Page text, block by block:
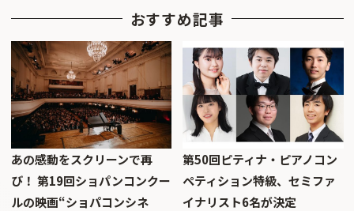
おすすめ記事
あの感動をスクリーンで再
び！ 第19回ショパンコンクー
ルの映画“ショパコンシネ
第50回ピティナ・ピアノコン
ペティション特級、セミファ
イナリスト6名が決定